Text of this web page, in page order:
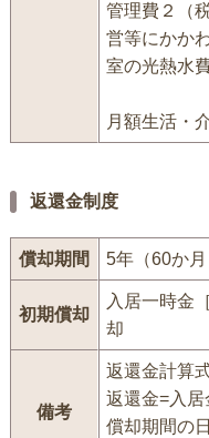
管理費２（
営等にかか
室の光熱水費
月額生活・
返還金制度
償却期間 5年（60か月
初期償却
入居一時金
却
備考
返還金計算
返還金=入
償却期間の